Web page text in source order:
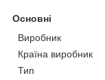
Основні
Виробник
Країна виробник
Тип